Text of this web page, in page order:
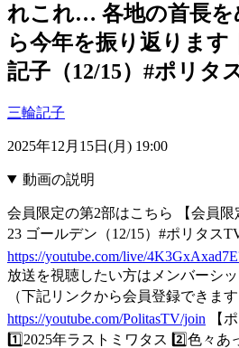
れこれ… 各地の首長を
ら今年を振り返ります
記子（12/15）#ポリタ
三輪記子
2025年12月15日(月) 19:00
動画の説明
会員限定の第2部はこちら 【会員
23 ゴールデン（12/15）#ポリタス
https://youtube.com/live/
放送を視聴したい方はメンバーシ
（下記リンクから会員登録できま
https://youtube.com/PolitasTV/join 【
1️⃣2025年ラストミワタス 2️⃣色々あ